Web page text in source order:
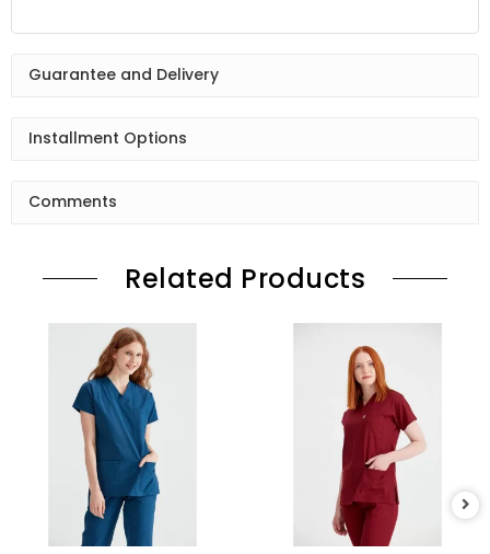
Guarantee and Delivery
Installment Options
Comments
Related Products